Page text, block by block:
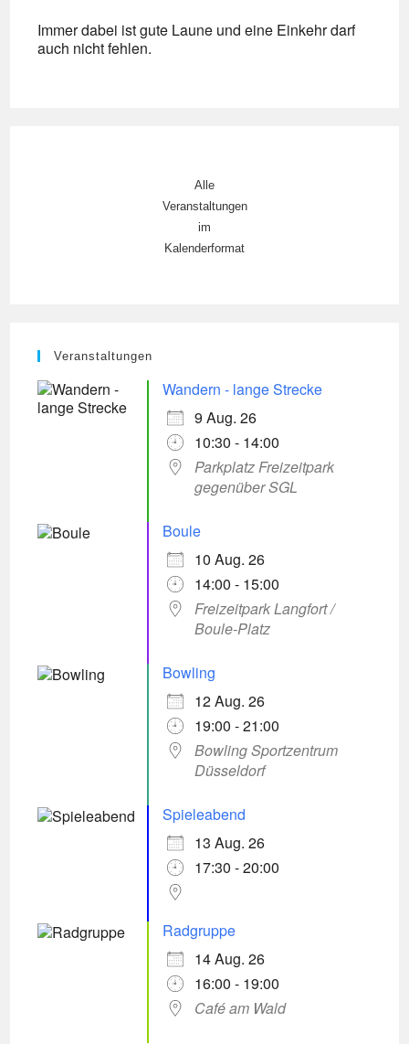
Immer dabei ist gute Laune und eine Einkehr darf
auch nicht fehlen.
Alle
Veranstaltungen
im
Kalenderformat
Veranstaltungen
Wandern - lange Strecke
9 Aug. 26
10:30 - 14:00
Parkplatz Freizeitpark
gegenüber SGL
Boule
10 Aug. 26
14:00 - 15:00
Freizeitpark Langfort /
Boule-Platz
Bowling
12 Aug. 26
19:00 - 21:00
Bowling Sportzentrum
Düsseldorf
Spieleabend
13 Aug. 26
17:30 - 20:00
Radgruppe
14 Aug. 26
16:00 - 19:00
Café am Wald